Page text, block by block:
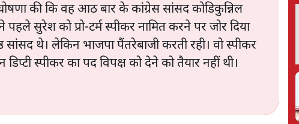
की कि वह आठ बार के कांग्रेस सांसद कोडिकुन्निल
सुरेश को प्रो-टर्म स्पीकर नामित करने पर जोर दिया
थे। लेकिन भाजपा पैंतरेबाजी करती रही। वो स्पीकर
स्पीकर का पद विपक्ष को देने को तैयार नहीं थी।